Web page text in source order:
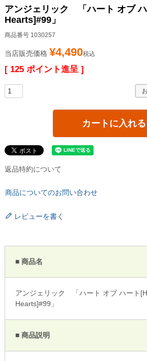
アンジェリック 「ハート オブ
Hearts]#99」
商品番号 1030257
当店販売価格 ¥4,490税込
[ 125 ポイント進呈 ]
カートに入れる
返品特約について
商品についてのお問い合わせ
レビューを書く
■ 商品名
アンジェリック 「ハート オブ ハート
Hearts]#99」
■ 商品説明